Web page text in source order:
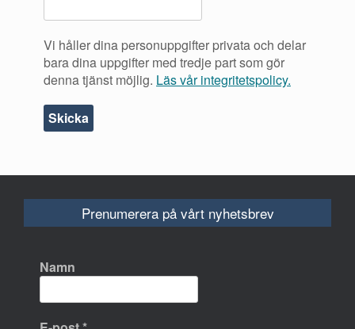
Vi håller dina personuppgifter privata och delar
bara dina uppgifter med tredje part som gör
denna tjänst möjlig. Läs vår integritetspolicy.
Prenumerera på vårt nyhetsbrev
Namn